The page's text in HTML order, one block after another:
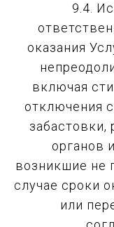
9.4.
оказания
включая
отключения
забастовки,
органов
возникшие не
случае сроки
или